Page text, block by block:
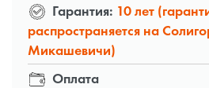
Оплата
Гарантия: 10 лет
распространяется на
Микашевичи)